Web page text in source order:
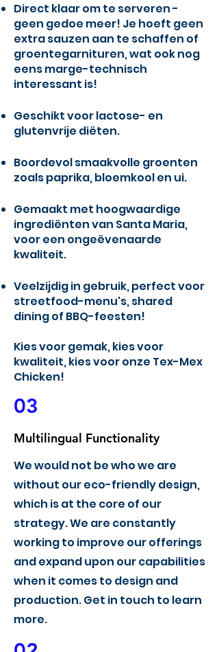
Direct klaar om te serveren -
geen gedoe meer! Je hoeft geen
extra sauzen aan te schaffen of
groentegarnituren, wat ook nog
eens marge-technisch
interessant is!
Geschikt voor lactose- en
glutenvrije diëten.
Boordevol smaakvolle groenten
zoals paprika, bloemkool en ui.
Gemaakt met hoogwaardige
ingrediënten van Santa Maria,
voor een ongeëvenaarde
kwaliteit.
Veelzijdig in gebruik, perfect voor
streetfood-menu's, shared
dining of BBQ-feesten!
Kies voor gemak, kies voor
kwaliteit, kies voor onze Tex-Mex
Chicken!
03
Multilingual Functionality
We would not be who we are
without our eco-friendly design,
which is at the core of our
strategy. We are constantly
working to improve our offerings
and expand upon our capabilities
when it comes to design and
production. Get in touch to learn
more.